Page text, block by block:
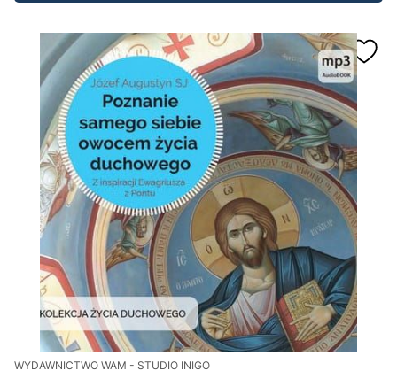
WYDAWNICTWO WAM - STUDIO INIGO